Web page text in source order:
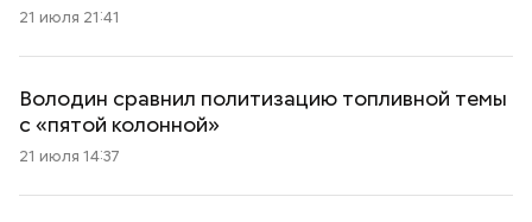
21 июля 21:41
Володин сравнил политизацию топливной темы
с «пятой колонной»
21 июля 14:37